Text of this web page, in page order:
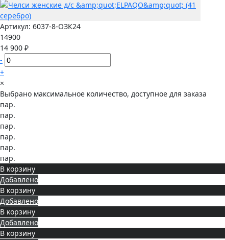
Артикул: 6037-8-ОЗК24
14900
14 900 ₽
-
+
×
Выбрано максимальное количество, доступное для заказа
пар.
пар.
пар.
пар.
пар.
пар.
В корзину
Добавлено
В корзину
Добавлено
В корзину
Добавлено
В корзину